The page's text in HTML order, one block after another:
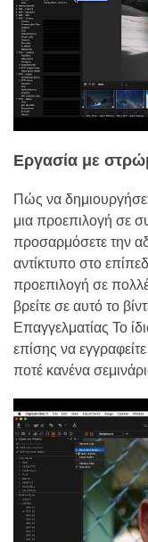
Εργασία με
Πώς να
μια προεπιλογή σε
προσαρμόσετε την
αντίκτυπο στο
προεπιλογή σε
βρείτε σε αυτό το
Επαγγελματίας Το
επίσης να
ποτέ κανένα